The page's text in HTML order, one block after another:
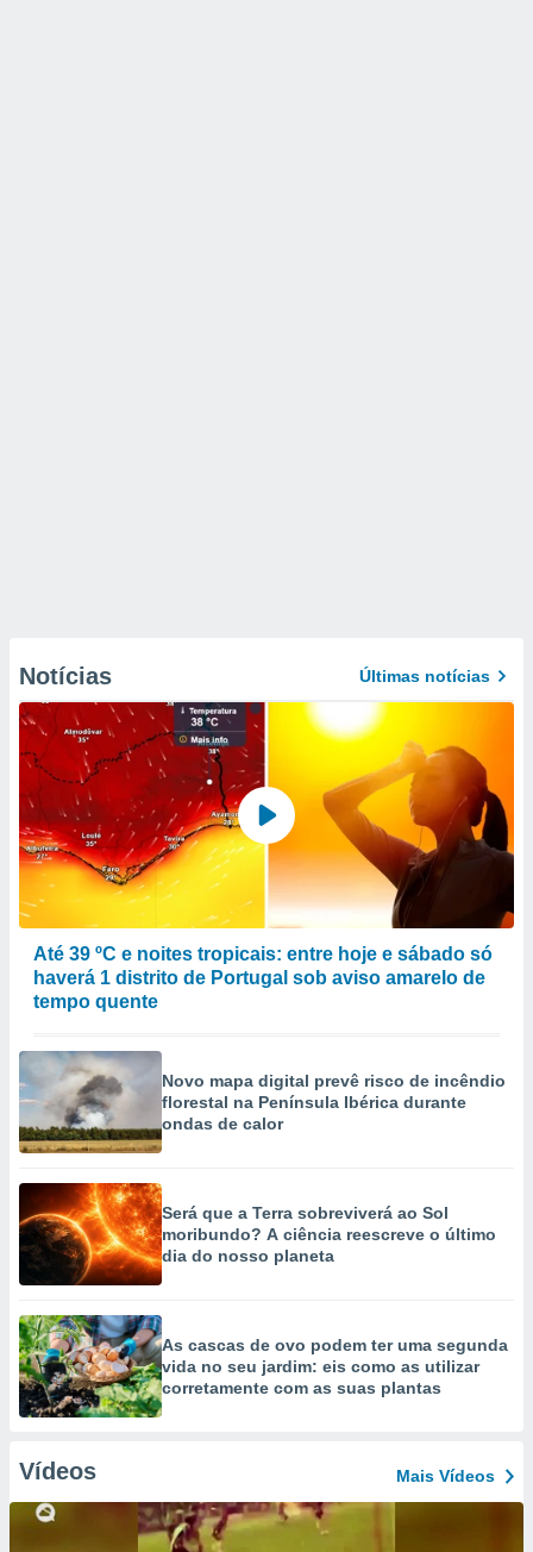
Notícias Últimas notícias
Até 39 ºC e noites tropicais: entre hoje e sábado só
haverá 1 distrito de Portugal sob aviso amarelo de
tempo quente
Novo mapa digital prevê risco de incêndio
florestal na Península Ibérica durante
ondas de calor
Será que a Terra sobreviverá ao Sol
moribundo? A ciência reescreve o último
dia do nosso planeta
As cascas de ovo podem ter uma segunda
vida no seu jardim: eis como as utilizar
corretamente com as suas plantas
Vídeos Mais Vídeos